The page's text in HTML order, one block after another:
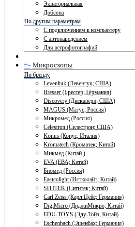
Экваториальная
Добсона
По другим параметрам
С подключением к компьютеру
С автонаведением
Для астрофотографий
+- Микроскопы
По бренду
Levenhuk (Левенгук; США)
Bresser (Брессер; Германия)
Discovery (Дискавери; США)
MAGUS (Магус; Россия)
Микромед (Россия)
Celestron (Селестрон; США)
Konus (Конус; Италия)
Kromatech (Кроматек; Китай)
Микмед (Китай.)
EVA (ЕВА; Китай)
Биомед (Россия)
Eastcolight (Истколайт; Китай)
SITITEK (Сититек; Китай)
Carl Zeiss (Карл Цейс; Германия)
DigiMicro (ДиджиМикро; Китай)
EDU-TOYS (Эду-Тойз; Китай)
Eschenbach (Эшенбах; Германия)